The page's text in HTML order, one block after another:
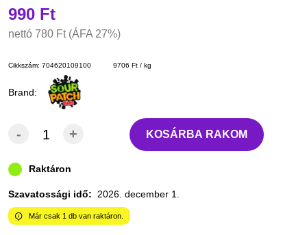
990 Ft
nettó 780 Ft (ÁFA 27%)
Cikkszám: 704620109100 9706 Ft / kg
Brand:
- + KOSÁRBA RAKOM
Raktáron
Szavatossági idő: 2026. december 1.
Már csak 1 db van raktáron.